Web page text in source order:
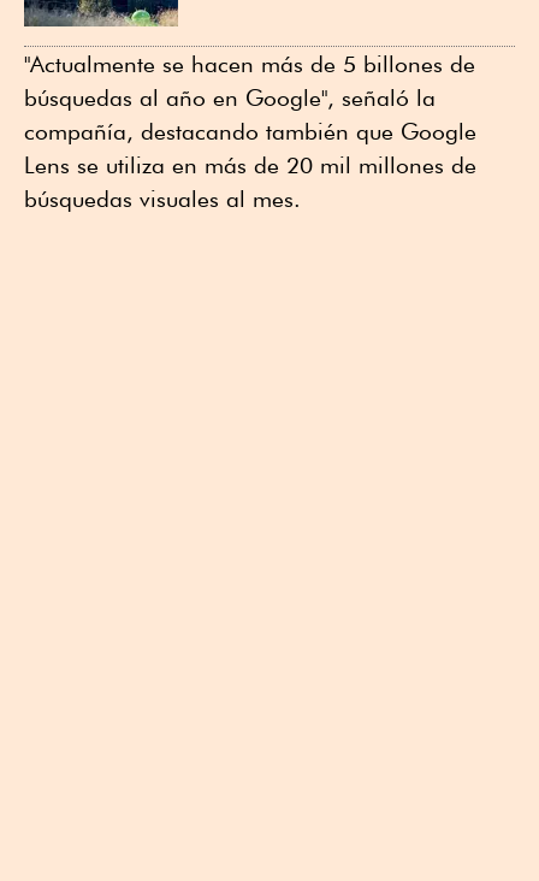
"Actualmente se hacen más de 5 billones de
búsquedas al año en Google", señaló la
compañía, destacando también que Google
Lens se utiliza en más de 20 mil millones de
búsquedas visuales al mes.